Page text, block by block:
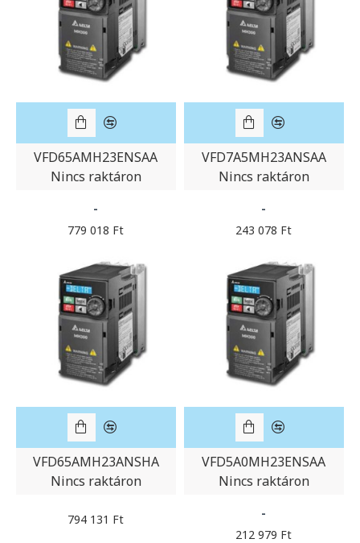
VFD65AMH23ENSAA
Nincs raktáron
-
779 018 Ft
VFD7A5MH23ANSAA
Nincs raktáron
-
243 078 Ft
VFD65AMH23ANSHA
Nincs raktáron
794 131 Ft
VFD5A0MH23ENSAA
Nincs raktáron
-
212 979 Ft